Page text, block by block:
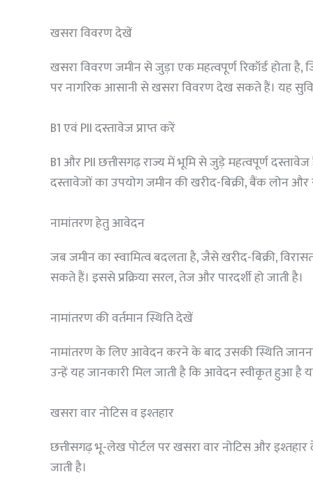
खसरा विवरण देखें
खसरा विवरण जमीन से जुड़ा एक महत्वपूर्ण रिकॉर्ड होता
पर नागरिक आसानी से खसरा विवरण देख सकते हैं। यह
B1 एवं PII दस्तावेज प्राप्त करें
B1 और PII छत्तीसगढ़ राज्य में भूमि से जुड़े महत्वपूर्ण
दस्तावेजों का उपयोग जमीन की खरीद-बिक्री, बैंक लोन
नामांतरण हेतु आवेदन
जब जमीन का स्वामित्व बदलता है, जैसे खरीद-बिक्री,
सकते हैं। इससे प्रक्रिया सरल, तेज और पारदर्शी हो जाती है।
नामांतरण की वर्तमान स्थिति देखें
नामांतरण के लिए आवेदन करने के बाद उसकी स्थिति
उन्हें यह जानकारी मिल जाती है कि आवेदन स्वीकृत हुआ है
खसरा वार नोटिस व इश्तहार
छत्तीसगढ़ भू-लेख पोर्टल पर खसरा वार नोटिस और
जाती है।